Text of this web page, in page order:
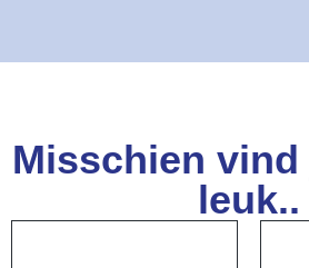
Misschien
leuk..